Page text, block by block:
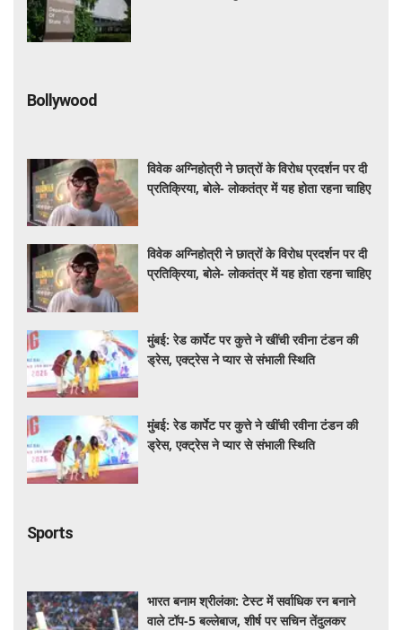
Bollywood
विवेक अग्निहोत्री ने छात्रों के विरोध प्रदर्शन पर दी
प्रतिक्रिया, बोले- लोकतंत्र में यह होता रहना चाहिए
विवेक अग्निहोत्री ने छात्रों के विरोध प्रदर्शन पर दी
प्रतिक्रिया, बोले- लोकतंत्र में यह होता रहना चाहिए
मुंबई: रेड कार्पेट पर कुत्ते ने खींची रवीना टंडन की
ड्रेस, एक्ट्रेस ने प्यार से संभाली स्थिति
मुंबई: रेड कार्पेट पर कुत्ते ने खींची रवीना टंडन की
ड्रेस, एक्ट्रेस ने प्यार से संभाली स्थिति
Sports
भारत बनाम श्रीलंका: टेस्ट में सर्वाधिक रन बनाने
वाले टॉप-5 बल्लेबाज, शीर्ष पर सचिन तेंदुलकर